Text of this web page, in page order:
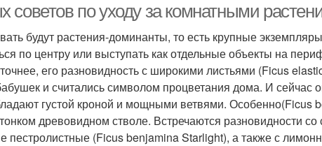
советов по уходу за комнатными
будут растения-доминанты, то есть крупные
по центру или выступать как отдельные объекты на
его разновидность с широкими листьями (Ficus
и считались символом процветания дома. И сейчас
густой кроной и мощными ветвями. Особенно(Ficus
древовидном стволе. Встречаются разновидности со
пестролистные (Ficus benjamina Starlight), а также с